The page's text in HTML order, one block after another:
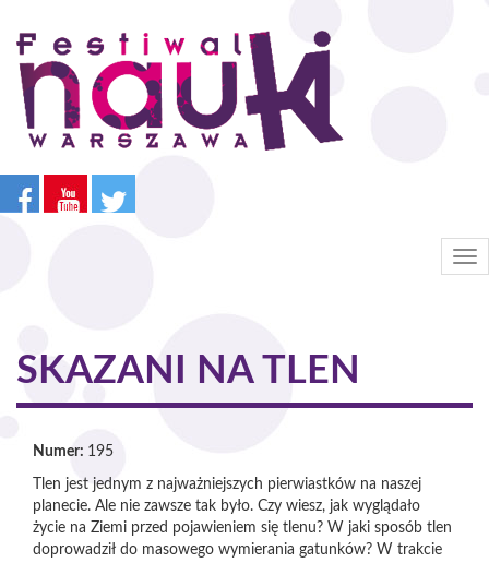
Przejdź
treści
SKAZANI NA TLEN
Numer: 195
Tlen jest jednym z najważniejszych pierwiastków na naszej
planecie. Ale nie zawsze tak było. Czy wiesz, jak wyglądało
życie na Ziemi przed pojawieniem się tlenu? W jaki sposób tlen
doprowadził do masowego wymierania gatunków? W trakcie